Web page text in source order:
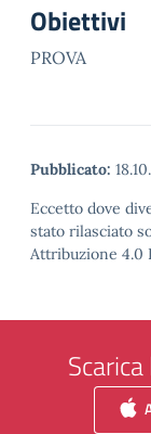
Obiettivi
PROVA
Pubblicato:
Eccetto dove
stato rilasciato
Attribuzione 4.0